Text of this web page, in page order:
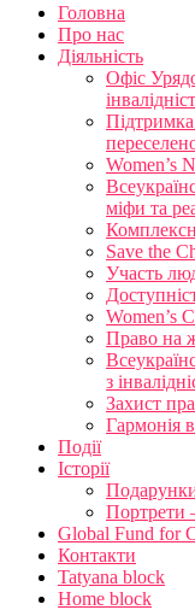
Головна
Про нас
Діяльність
Офіс
Підтримка
Women’s
міфи та
Save the
Участь
Women’s
Право на
з
Захист
Гармонія в
Події
Історії
Портрети
Global Fund for
Контакти
Tatyana block
Home block